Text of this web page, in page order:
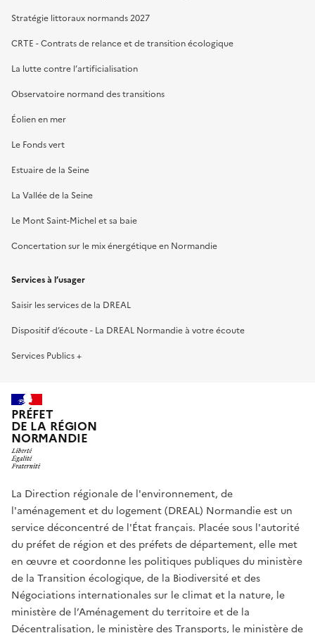
Stratégie littoraux normands 2027
CRTE - Contrats de relance et de transition écologique
La lutte contre l’artificialisation
Observatoire normand des transitions
Éolien en mer
Le Fonds vert
Estuaire de la Seine
La Vallée de la Seine
Le Mont Saint-Michel et sa baie
Concertation sur le mix énergétique en Normandie
Services à l’usager
Saisir les services de la DREAL
Dispositif d’écoute - La DREAL Normandie à votre écoute
Services Publics +
PRÉFET
DE LA RÉGION
NORMANDIE
La Direction régionale de l'environnement, de
l'aménagement et du logement (DREAL) Normandie est un
service déconcentré de l'État français. Placée sous l'autorité
du préfet de région et des préfets de département, elle met
en œuvre et coordonne les politiques publiques du ministère
de la Transition écologique, de la Biodiversité et des
Négociations internationales sur le climat et la nature, le
ministère de l’Aménagement du territoire et de la
Décentralisation, le ministère des Transports, le ministère de